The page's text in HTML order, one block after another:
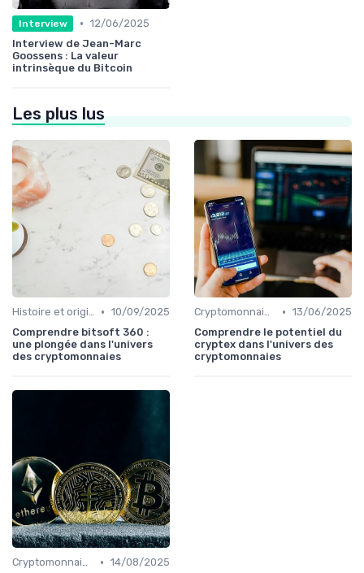
Interview • 12/06/2025
Interview de Jean-Marc
Goossens : La valeur
intrinsèque du Bitcoin
Les plus lus
Histoire et origines des cryptomonnaies • 10/09/2025
Comprendre bitsoft 360 :
une plongée dans l'univers
des cryptomonnaies
Cryptomonnaies populaires • 13/06/2025
Comprendre le potentiel du
cryptex dans l'univers des
cryptomonnaies
Cryptomonnaies populaires • 14/08/2025